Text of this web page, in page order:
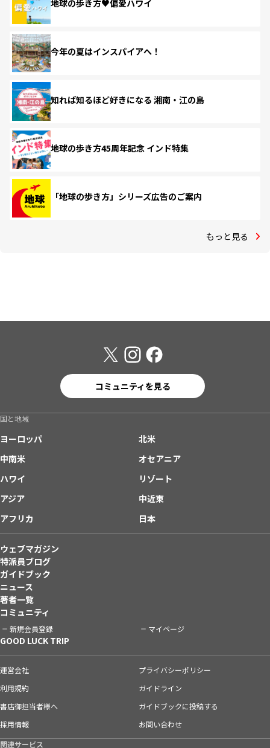
地球の歩き方♥偏愛ハワイ
今年の夏はインスパイアへ！
知れば知るほど好きになる 湘南・江の島
地球の歩き方45周年記念 インド特集
「地球の歩き方」シリーズ広告のご案内
もっと見る
コミュニティを見る
国と地域
ヨーロッパ
北米
中南米
オセアニア
ハワイ
リゾート
アジア
中近東
アフリカ
日本
ウェブマガジン
特派員ブログ
ガイドブック
ニュース
著者一覧
コミュニティ
新規会員登録 マイページ
GOOD LUCK TRIP
運営会社
プライバシーポリシー
利用規約
ガイドライン
書店御担当者様へ
ガイドブックに投稿する
採用情報
お問い合わせ
関連サービス